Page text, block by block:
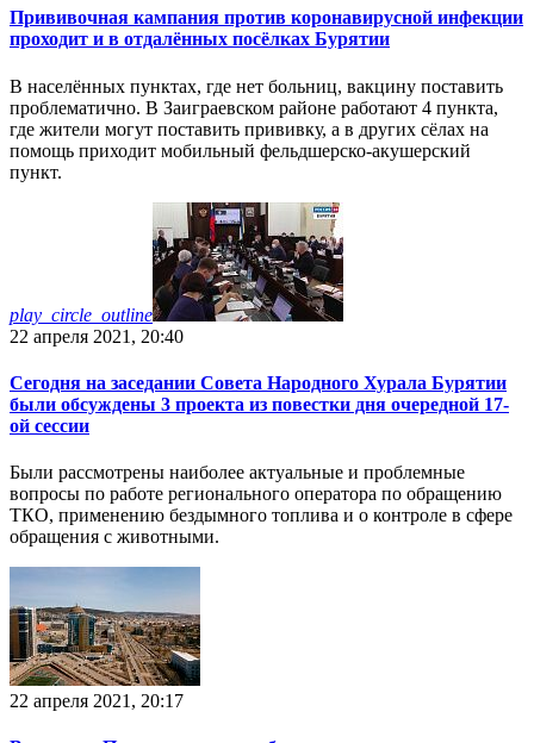
Прививочная кампания против коронавирусной инфекции
проходит и в отдалённых посёлках Бурятии
В населённых пунктах, где нет больниц, вакцину поставить
проблематично. В Заиграевском районе работают 4 пункта,
где жители могут поставить прививку, а в других сёлах на
помощь приходит мобильный фельдшерско-акушерский
пункт.
play_circle_outline
22 апреля 2021, 20:40
Сегодня на заседании Совета Народного Хурала Бурятии
были обсуждены 3 проекта из повестки дня очередной 17-
ой сессии
Были рассмотрены наиболее актуальные и проблемные
вопросы по работе регионального оператора по обращению
ТКО, применению бездымного топлива и о контроле в сфере
обращения с животными.
22 апреля 2021, 20:17